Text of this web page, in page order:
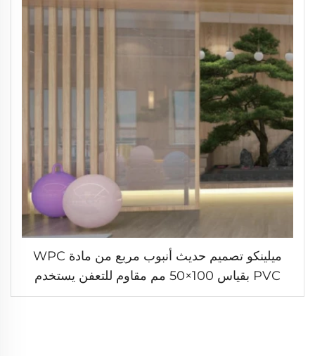
ميلينكو تصميم حديث أنبوب مربع من مادة WPC
PVC بقياس 100×50 مم مقاوم للتعفن يستخدم
كفواصل لديكور المنزل